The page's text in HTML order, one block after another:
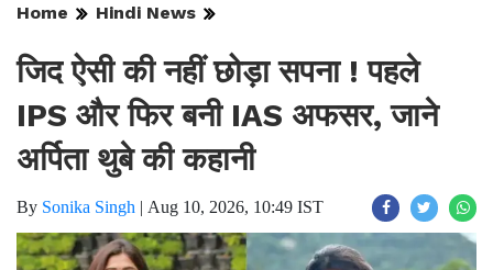
Home Hindi News
जिद ऐसी की नहीं छोड़ा सपना ! पहले
IPS और फिर बनी IAS अफसर, जाने
अर्पिता थुबे की कहानी
By Sonika Singh | Aug 10, 2026, 10:49 IST